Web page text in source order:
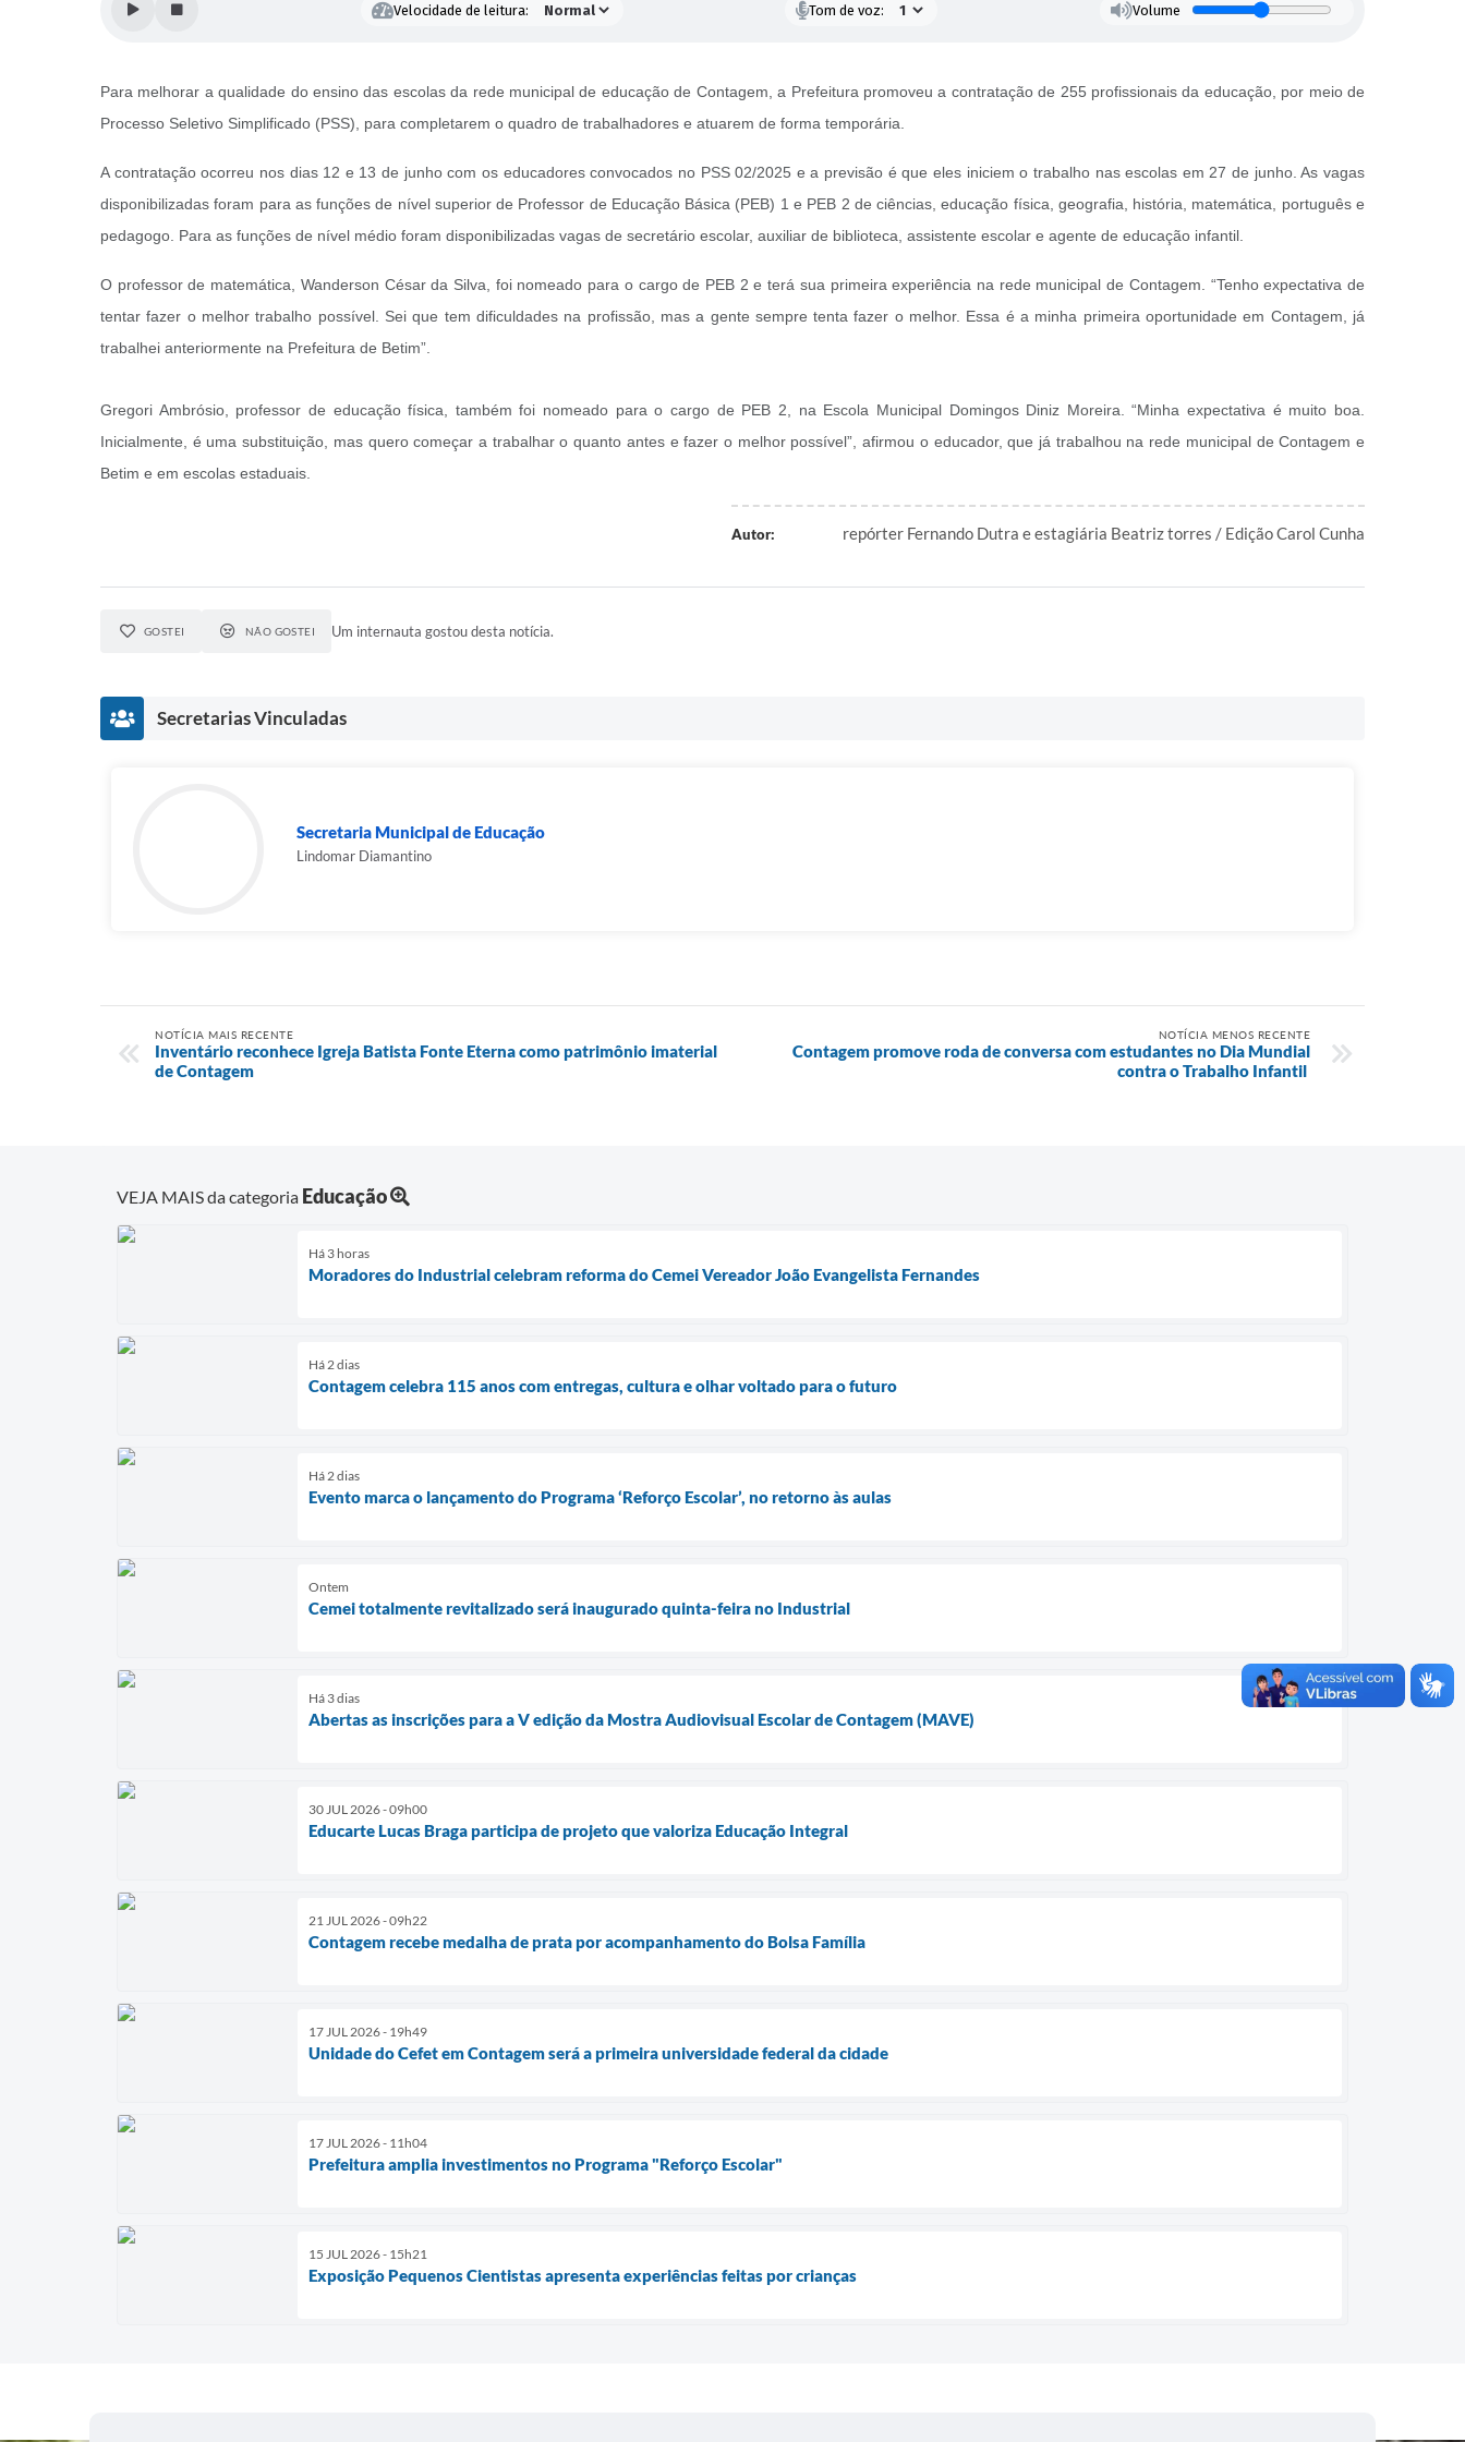
Velocidade de leitura: Tom de voz: Volume
Para melhorar a qualidade do ensino das escolas da rede municipal de educação de Contagem, a Prefeitura promoveu a contratação de 255 profissionais da educação, por meio de
Processo Seletivo Simplificado (PSS), para completarem o quadro de trabalhadores e atuarem de forma temporária.
A contratação ocorreu nos dias 12 e 13 de junho com os educadores convocados no PSS 02/2025 e a previsão é que eles iniciem o trabalho nas escolas em 27 de junho. As vagas
disponibilizadas foram para as funções de nível superior de Professor de Educação Básica (PEB) 1 e PEB 2 de ciências, educação física, geografia, história, matemática, português e
pedagogo. Para as funções de nível médio foram disponibilizadas vagas de secretário escolar, auxiliar de biblioteca, assistente escolar e agente de educação infantil.
O professor de matemática, Wanderson César da Silva, foi nomeado para o cargo de PEB 2 e terá sua primeira experiência na rede municipal de Contagem. “Tenho expectativa de
tentar fazer o melhor trabalho possível. Sei que tem dificuldades na profissão, mas a gente sempre tenta fazer o melhor. Essa é a minha primeira oportunidade em Contagem, já
trabalhei anteriormente na Prefeitura de Betim”.
Gregori Ambrósio, professor de educação física, também foi nomeado para o cargo de PEB 2, na Escola Municipal Domingos Diniz Moreira. “Minha expectativa é muito boa.
Inicialmente, é uma substituição, mas quero começar a trabalhar o quanto antes e fazer o melhor possível”, afirmou o educador, que já trabalhou na rede municipal de Contagem e
Betim e em escolas estaduais.
Autor: repórter Fernando Dutra e estagiária Beatriz torres / Edição Carol Cunha
GOSTEI NÃO GOSTEI Um internauta gostou desta notícia.
Secretarias Vinculadas
Secretaria Municipal de Educação
Lindomar Diamantino
NOTÍCIA MAIS RECENTE
Inventário reconhece Igreja Batista Fonte Eterna como patrimônio imaterial
de Contagem
NOTÍCIA MENOS RECENTE
Contagem promove roda de conversa com estudantes no Dia Mundial
contra o Trabalho Infantil
VEJA MAIS da categoria Educação
Há 3 horas
Moradores do Industrial celebram reforma do Cemei Vereador João Evangelista Fernandes
Há 2 dias
Contagem celebra 115 anos com entregas, cultura e olhar voltado para o futuro
Há 2 dias
Evento marca o lançamento do Programa ‘Reforço Escolar’, no retorno às aulas
Ontem
Cemei totalmente revitalizado será inaugurado quinta-feira no Industrial
Há 3 dias
Abertas as inscrições para a V edição da Mostra Audiovisual Escolar de Contagem (MAVE)
30 JUL 2026 - 09h00
Educarte Lucas Braga participa de projeto que valoriza Educação Integral
21 JUL 2026 - 09h22
Contagem recebe medalha de prata por acompanhamento do Bolsa Família
17 JUL 2026 - 19h49
Unidade do Cefet em Contagem será a primeira universidade federal da cidade
17 JUL 2026 - 11h04
Prefeitura amplia investimentos no Programa "Reforço Escolar"
15 JUL 2026 - 15h21
Exposição Pequenos Cientistas apresenta experiências feitas por crianças